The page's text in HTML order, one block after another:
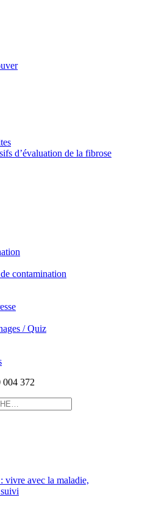
d’évaluation de la fibrose
contamination
/ Quiz
vivre avec la maladie,